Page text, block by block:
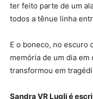
ter feito parte de um
todos a tênue linha
E o boneco, no escuro
memória de um dia
transformou em
Sandra VR Lugli é